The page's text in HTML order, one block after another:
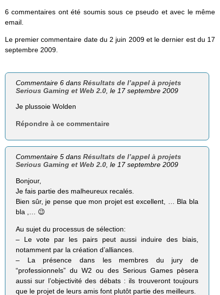
6 commentaires ont été soumis sous ce pseudo et avec le même
email.
Le premier commentaire date du 2 juin 2009 et le dernier est du 17
septembre 2009.
Commentaire 6 dansRésultats de l’appel à projets
Serious Gaming et Web 2.0, le 17 septembre 2009
Je plussoie Wolden
Répondre à ce commentaire
Commentaire 5 dansRésultats de l’appel à projets
Serious Gaming et Web 2.0, le 17 septembre 2009
Bonjour,
Je fais partie des malheureux recalés.
Bien sûr, je pense que mon projet est excellent, … Bla bla
bla ,… 😉
Au sujet du processus de sélection:
– Le vote par les pairs peut aussi induire des biais,
notamment par la création d’alliances.
– La présence dans les membres du jury de
“professionnels” du W2 ou des Serious Games pèsera
aussi sur l’objectivité des débats : ils trouveront toujours
que le projet de leurs amis font plutôt partie des meilleurs.